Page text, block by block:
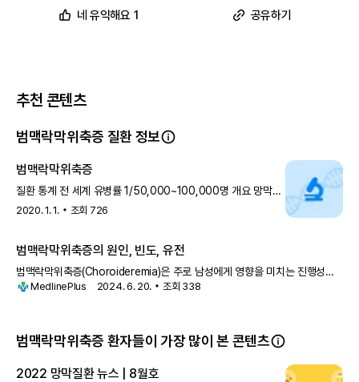
네 유익해요 1 공유하기
추천 콘텐츠
범맥락막위축증 질환 정보
범맥락막위축증
질환 통계 전 세계 유병률 1/50,000~100,000명 개요 망막
하부의 맥락막이 변성하면서 시력이 점차 상실되고, 광수용체나
2020. 1. 1. 조회 726
범맥락막위축증의 원인, 빈도, 유전
범맥락막위축증(Choroideremia)은 주로 남성에게 영향을 미치는 진행성
시력 상실을 특징으로 하는 질환입니다. 이 질환의 첫 번째 증상은
MedlinePlus 2024. 6. 20. 조회 338
범맥락막위축증 환자들이 가장 많이 본 콘텐츠
2022 망막질환 뉴스 | 8월호